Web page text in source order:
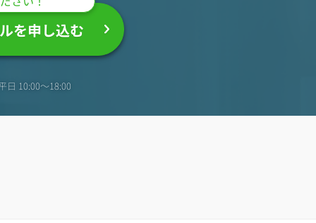
を申し込む
日 10:00〜18:00